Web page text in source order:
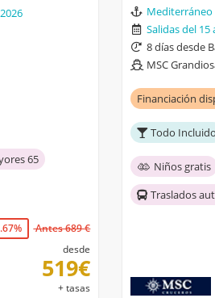
65
Antes 689 €
desde
519€
+ tasas
Mediterráneo
Salidas del
8 días desde
MSC
Financiación
Todo Incluido
Niños gratis
Traslados